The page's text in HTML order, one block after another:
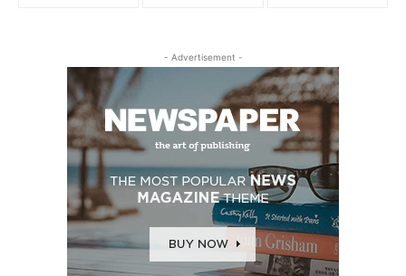
- Advertisement -